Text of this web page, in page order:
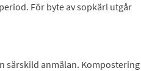
För byte av sopkärl utgår
särskild anmälan. Kompostering